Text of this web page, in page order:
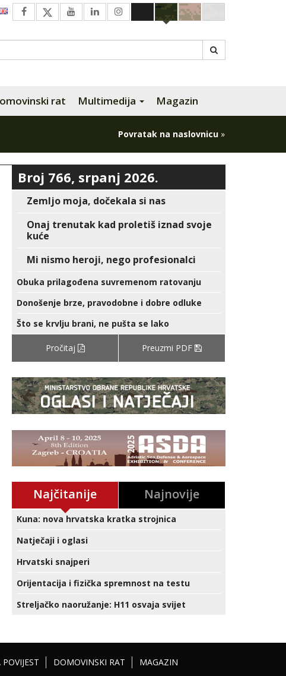
rat Multimedija Magazin
Povratak na naslovnicu »
Broj 766, srpanj 2026.
Zemljo moja, dočekala si nas
Onaj trenutak kad proletiš iznad svoje
kuće
Mi nismo heroji, nego profesionalci
Obuka prilagođena suvremenom ratovanju
Donošenje brze, pravodobne i dobre odluke
Što se krvlju brani, ne pušta se lako
Pročitaj Preuzmi PDF
Najčitanije Najnovije
Kuna: nova hrvatska kratka strojnica
Natječaji i oglasi
Hrvatski snajperi
Orijentacija i fizička spremnost na testu
Streljačko naoružanje: H11 osvaja svijet
DOMOVINSKI RAT MAGAZIN